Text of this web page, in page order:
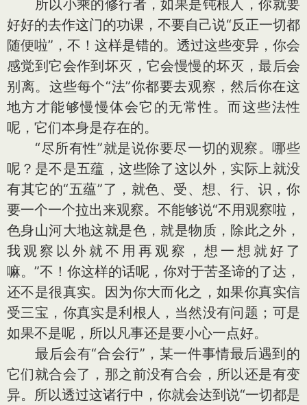
所以小乘的修行者，如果是钝根人，你就要
好好的去作这门的功课，不要自己说“反正一切都
随便啦”，不！这样是错的。透过这些变异，你会
感觉到它会作到坏灭，它会慢慢的坏灭，最后会
别离。这些每个“法”你都要去观察，然后你在这
地方才能够慢慢体会它的无常性。而这些法性
呢，它们本身是存在的。
“尽所有性”就是说你要尽一切的观察。哪些
呢？是不是五蕴，这些除了这以外，实际上就没
有其它的“五蕴”了，就色、受、想、行、识，你
要一个一个拉出来观察。不能够说“不用观察啦，
色身山河大地这就是色，就是物质，除此之外，
我观察以外就不用再观察，想一想就好了
嘛。”不！你这样的话呢，你对于苦圣谛的了达，
还不是很真实。因为你大而化之，如果你真实信
受三宝，你真实是利根人，当然没有问题；可是
如果不是呢，所以凡事还是要小心一点好。
最后会有“合会行”，某一件事情最后遇到的
它们就合会了，那之前没有合会，所以还是有变
异。所以透过这诸行中，你就会达到说“一切都是